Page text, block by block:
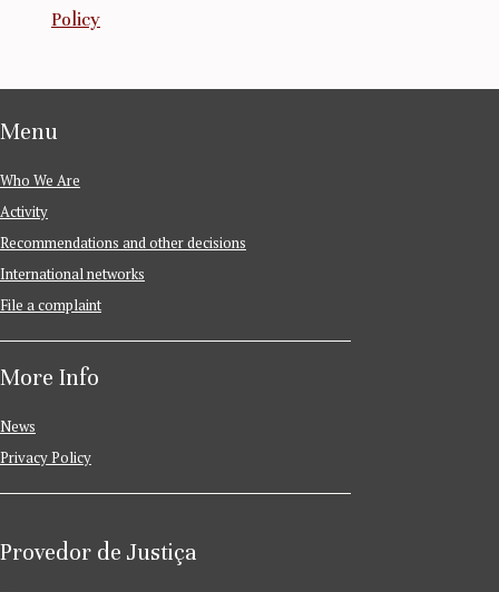
Policy
Menu
Who We Are
Activity
Recommendations and other decisions
International networks
File a complaint
More Info
News
Privacy Policy
Provedor de Justiça